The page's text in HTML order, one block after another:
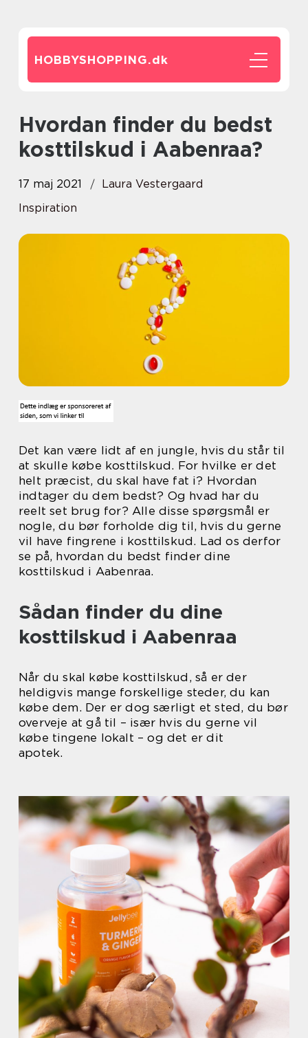
HOBBYSHOPPING.dk
Hvordan finder du bedst
kosttilskud i Aabenraa?
17 maj 2021
Laura Vestergaard
Inspiration
Det kan være lidt af en jungle, hvis du står til
at skulle købe kosttilskud. For hvilke er det
helt præcist, du skal have fat i? Hvordan
indtager du dem bedst? Og hvad har du
reelt set brug for? Alle disse spørgsmål er
nogle, du bør forholde dig til, hvis du gerne
vil have fingrene i kosttilskud. Lad os derfor
se på, hvordan du bedst finder dine
kosttilskud i Aabenraa.
Sådan finder du dine
kosttilskud i Aabenraa
Når du skal købe kosttilskud, så er der
heldigvis mange forskellige steder, du kan
købe dem. Der er dog særligt et sted, du bør
overveje at gå til – især hvis du gerne vil
købe tingene lokalt – og det er dit
apotek.